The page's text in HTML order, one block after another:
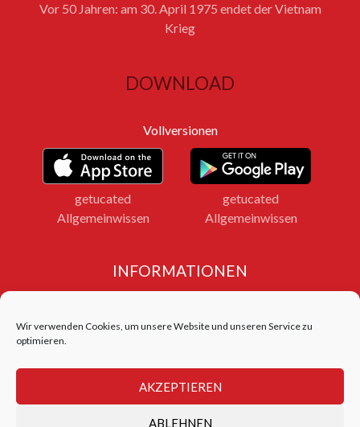
Wir verwenden Cookies, um unsere Website und unseren Service zu
optimieren.
AKZEPTIEREN
ABLEHNEN
Vor 50 Jahren: am 30. April 1975 endet der Vietnam
Krieg
DOWNLOAD
Vollversionen
getucated
Allgemeinwissen
getucated
Allgemeinwissen
INFORMATIONEN
Impressum
Bildnachweise
Login Test Center